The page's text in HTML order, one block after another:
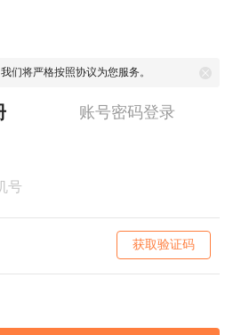
我们将严格按照协议为您服务。
账号密码登录
获取验证码